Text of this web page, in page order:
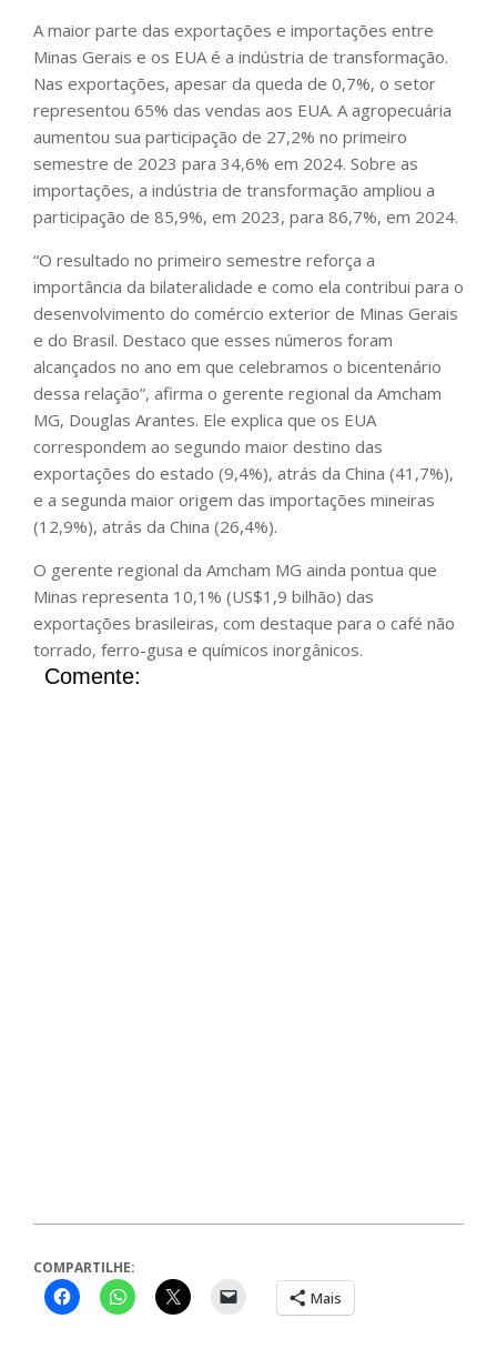
A maior parte das exportações e importações entre
Minas Gerais e os EUA é a indústria de transformação.
Nas exportações, apesar da queda de 0,7%, o setor
representou 65% das vendas aos EUA. A agropecuária
aumentou sua participação de 27,2% no primeiro
semestre de 2023 para 34,6% em 2024. Sobre as
importações, a indústria de transformação ampliou a
participação de 85,9%, em 2023, para 86,7%, em 2024.
“O resultado no primeiro semestre reforça a
importância da bilateralidade e como ela contribui para o
desenvolvimento do comércio exterior de Minas Gerais
e do Brasil. Destaco que esses números foram
alcançados no ano em que celebramos o bicentenário
dessa relação”, afirma o gerente regional da Amcham
MG, Douglas Arantes. Ele explica que os EUA
correspondem ao segundo maior destino das
exportações do estado (9,4%), atrás da China (41,7%),
e a segunda maior origem das importações mineiras
(12,9%), atrás da China (26,4%).
O gerente regional da Amcham MG ainda pontua que
Minas representa 10,1% (US$1,9 bilhão) das
exportações brasileiras, com destaque para o café não
torrado, ferro-gusa e químicos inorgânicos.
Comente:
COMPARTILHE:
Mais